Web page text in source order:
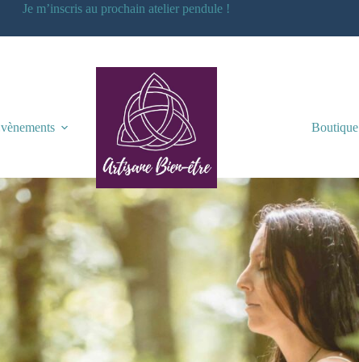
Je m’inscris au prochain atelier pendule !
A Propos Boutique